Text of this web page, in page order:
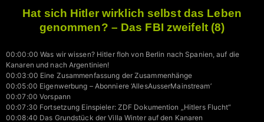
Hat sich Hitler wirklich selbst das Leben
genommen? – Das FBI zweifelt (8)
00:00:00 Was wir wissen? Hitler floh von Berlin nach Spanien, auf die
Kanaren und nach Argentinien!
00:03:00 Eine Zusammenfassung der Zusammenhänge
00:05:00 Eigenwerbung – Abonniere ‘AllesAusserMainstream’
00:07:00 Vorspann
00:07:30 Fortsetzung Einspieler: ZDF Dokumention „Hitlers Flucht“
00:08:40 Das Grundstück der Villa Winter auf den Kanaren